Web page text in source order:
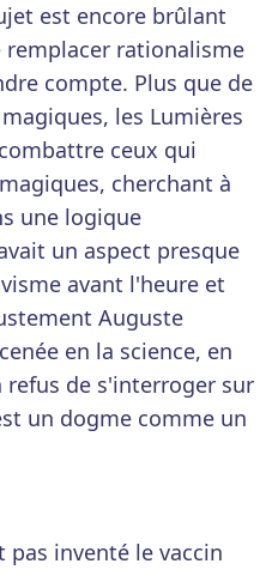
est encore brûlant
rationalisme
compte. Plus que de
les Lumières
ceux qui
cherchant à
une logique
un aspect presque
avant l'heure et
Auguste
en la science, en
refus de s'interroger sur
un dogme comme un
inventé le vaccin